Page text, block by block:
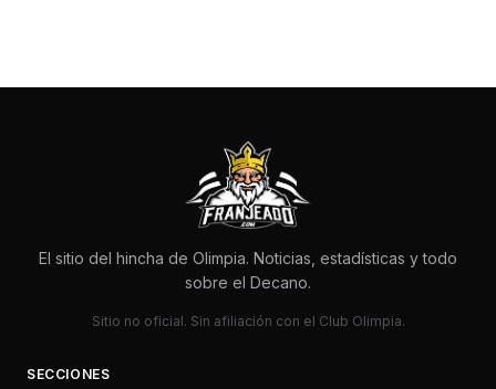
El sitio del hincha de Olimpia. Noticias, estadísticas y todo
sobre el Decano.
Sitio no oficial. Sin afiliación con el Club Olimpia.
SECCIONES